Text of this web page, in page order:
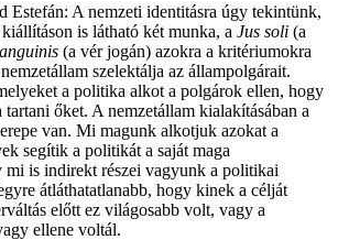
Estefán: A nemzeti identitásra úgy tekintünk,
is látható két munka, a Jus soli (a
(a vér jogán) azokra a kritériumokra
szelektálja az állampolgárait.
a politika alkot a polgárok ellen, hogy
tartani őket. A nemzetállam kialakításában a
van. Mi magunk alkotjuk azokat a
segítik a politikát a saját maga
mi is indirekt részei vagyunk a politikai
átláthatatlanabb, hogy kinek a célját
előtt ez világosabb volt, vagy a
ellene voltál.